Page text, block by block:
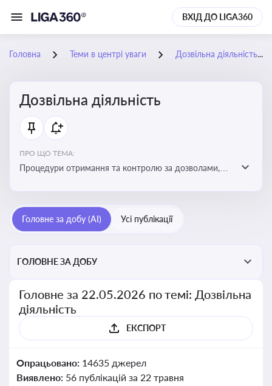
ВХІД ДО LIGA360
Головна Теми в центрі уваги Дозвільна діяльність
Дозвільна діяльність
ПРО ЩО ТЕМА:
Процедури отримання та контролю за дозволами,
законодавстві, щоб уникнути порушень та
забезпечити відповідність вимогам регуляторних
Головне за добу (AI) Усі публікації
ГОЛОВНЕ ЗА ДОБУ
Головне за 22.05.2026 по темі: Дозвільна
діяльність
ЕКСПОРТ
Опрацьовано: 14635 джерел
Виявлено: 56 публікацій за 22 травня